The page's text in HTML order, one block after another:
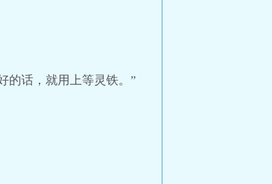
的话，就用上等灵铁。”